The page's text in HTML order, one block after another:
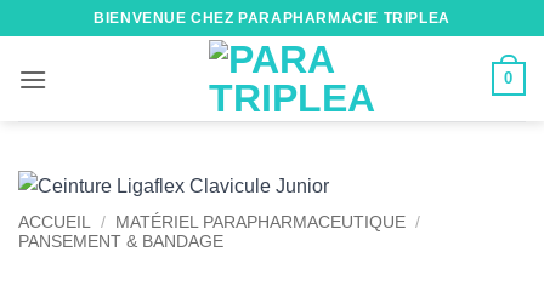
contenu
BIENVENUE CHEZ PARAPHARMACIE TRIPLEA
0
ACCUEIL / MATÉRIEL PARAPHARMACEUTIQUE /
PANSEMENT & BANDAGE